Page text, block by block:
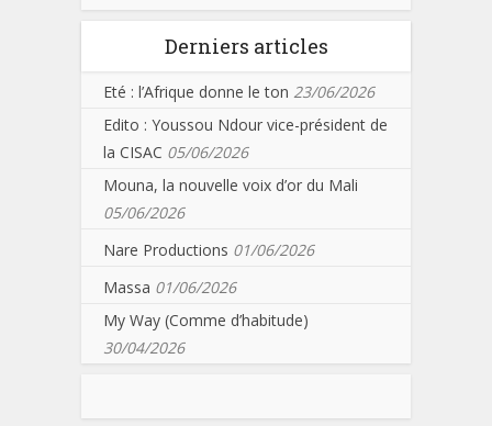
Derniers articles
Eté : l’Afrique donne le ton 23/06/2026
Edito : Youssou Ndour vice-président de
la CISAC 05/06/2026
Mouna, la nouvelle voix d’or du Mali
05/06/2026
Nare Productions 01/06/2026
Massa 01/06/2026
My Way (Comme d’habitude)
30/04/2026